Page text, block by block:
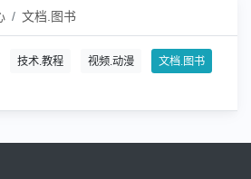
文档.图书
技术.教程 视频.动漫
文档.图书